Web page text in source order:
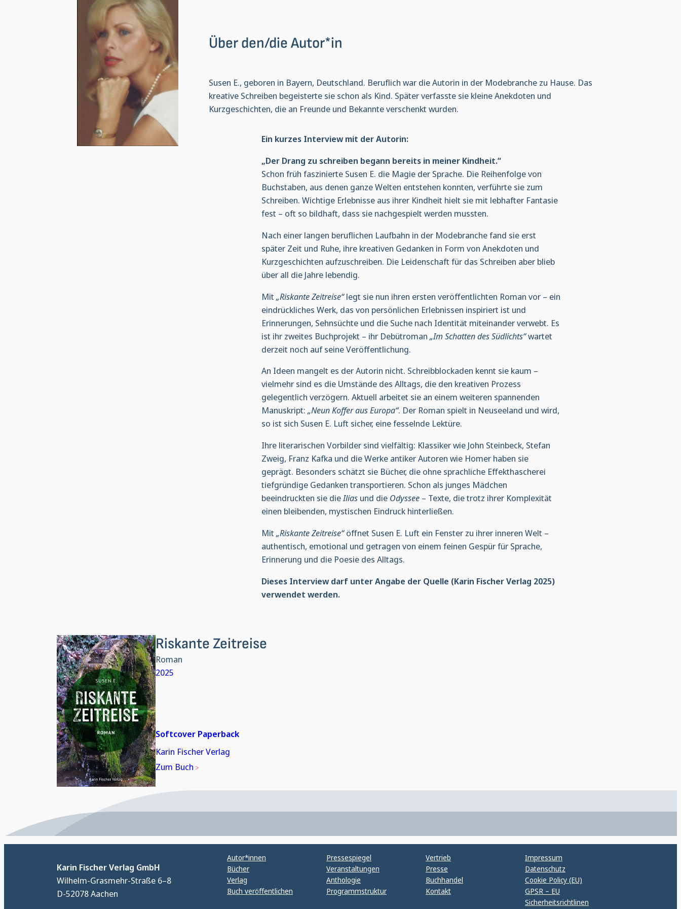
Über den/die Autor*in
Susen E., geboren in Bayern, Deutschland. Beruflich war die Autorin in der Modebranche zu Hause. Das
kreative Schreiben begeisterte sie schon als Kind. Später verfasste sie kleine Anekdoten und
Kurzgeschichten, die an Freunde und Bekannte verschenkt wurden.
Ein kurzes Interview mit der Autorin:
„Der Drang zu schreiben begann bereits in meiner Kindheit.“
Schon früh faszinierte Susen E. die Magie der Sprache. Die Reihenfolge von
Buchstaben, aus denen ganze Welten entstehen konnten, verführte sie zum
Schreiben. Wichtige Erlebnisse aus ihrer Kindheit hielt sie mit lebhafter Fantasie
fest – oft so bildhaft, dass sie nachgespielt werden mussten.
Nach einer langen beruflichen Laufbahn in der Modebranche fand sie erst
später Zeit und Ruhe, ihre kreativen Gedanken in Form von Anekdoten und
Kurzgeschichten aufzuschreiben. Die Leidenschaft für das Schreiben aber blieb
über all die Jahre lebendig.
Mit „Riskante Zeitreise“legt sie nun ihren ersten veröffentlichten Roman vor – ein
eindrückliches Werk, das von persönlichen Erlebnissen inspiriert ist und
Erinnerungen, Sehnsüchte und die Suche nach Identität miteinander verwebt. Es
ist ihr zweites Buchprojekt – ihr Debütroman „Im Schatten des Südlichts“wartet
derzeit noch auf seine Veröffentlichung.
An Ideen mangelt es der Autorin nicht. Schreibblockaden kennt sie kaum –
vielmehr sind es die Umstände des Alltags, die den kreativen Prozess
gelegentlich verzögern. Aktuell arbeitet sie an einem weiteren spannenden
Manuskript: „Neun Koffer aus Europa“. Der Roman spielt in Neuseeland und wird,
so ist sich Susen E. Luft sicher, eine fesselnde Lektüre.
Ihre literarischen Vorbilder sind vielfältig: Klassiker wie John Steinbeck, Stefan
Zweig, Franz Kafka und die Werke antiker Autoren wie Homer haben sie
geprägt. Besonders schätzt sie Bücher, die ohne sprachliche Effekthascherei
tiefgründige Gedanken transportieren. Schon als junges Mädchen
beeindruckten sie dieIlias und die Odyssee – Texte, die trotz ihrer Komplexität
einen bleibenden, mystischen Eindruck hinterließen.
Mit „Riskante Zeitreise“öffnet Susen E. Luft ein Fenster zu ihrer inneren Welt –
authentisch, emotional und getragen von einem feinen Gespür für Sprache,
Erinnerung und die Poesie des Alltags.
Dieses Interview darf unter Angabe der Quelle (Karin Fischer Verlag 2025)
verwendet werden.
Riskante Zeitreise
Roman
2025
Softcover Paperback
Karin Fischer Verlag
Zum Buch
Karin Fischer Verlag GmbH
Wilhelm-Grasmehr-Straße 6–8
D-52078 Aachen
Autor*innen
Bücher
Verlag
Buch veröffentlichen
Pressespiegel
Veranstaltungen
Anthologie
Programmstruktur
Vertrieb
Presse
Buchhandel
Kontakt
Impressum
Datenschutz
Cookie Policy (EU)
GPSR – EU
Sicherheitsrichtlinen